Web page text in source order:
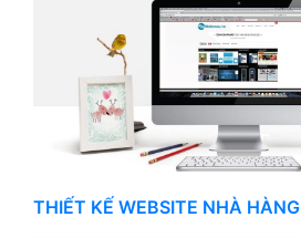
THIẾT KẾ WEBSITE NHÀ HÀNG